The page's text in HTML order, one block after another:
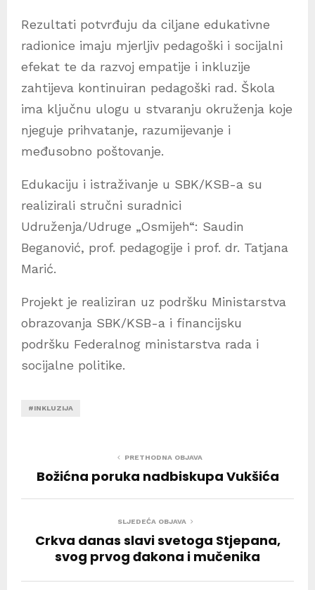
Rezultati potvrđuju da ciljane edukativne
radionice imaju mjerljiv pedagoški i socijalni
efekat te da razvoj empatije i inkluzije
zahtijeva kontinuiran pedagoški rad. Škola
ima ključnu ulogu u stvaranju okruženja koje
njeguje prihvatanje, razumijevanje i
međusobno poštovanje.
Edukaciju i istraživanje u SBK/KSB-a su
realizirali stručni suradnici
Udruženja/Udruge „Osmijeh“: Saudin
Beganović, prof. pedagogije i prof. dr. Tatjana
Marić.
Projekt je realiziran uz podršku Ministarstva
obrazovanja SBK/KSB-a i financijsku
podršku Federalnog ministarstva rada i
socijalne politike.
#INKLUZIJA
PRETHODNA OBJAVA
Božićna poruka nadbiskupa Vukšića
SLJEDEĆA OBJAVA
Crkva danas slavi svetoga Stjepana,
svog prvog đakona i mučenika